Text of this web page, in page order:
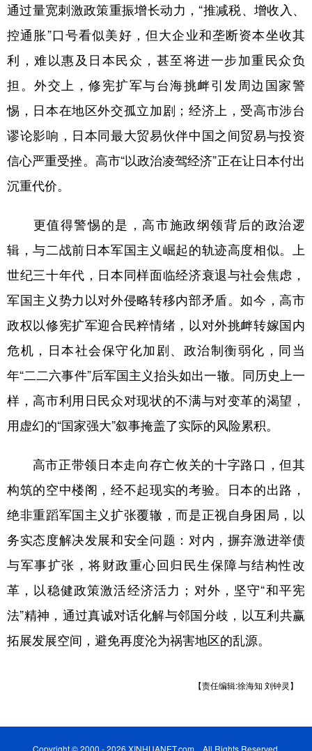
通过量宽刺激政策重振增长动力，“推减税、增收入、
控通胀”口号看似美好，但大企业和垄断资本坐收其
利，难以惠及日本民众，甚至将进一步加重民众负
担。外交上，修宪扩军与台海挑衅引发周边国家警
惕，日本在地区外交孤立加剧；经济上，受高市涉台
谬论影响，日本同最大贸易伙伴中国之间贸易与投资
信心严重受挫。高市“以政治凌驾经济”正在让日本付出
沉重代价。
更值得警惕的是，高市施政纲领背后的政治逻
辑，与二战前日本军国主义崛起的轨迹高度相似。上
世纪三十年代，日本同样面临经济衰退与社会焦虑，
军国主义势力以对外侵略转移内部矛盾。如今，高市
政权以修宪扩军迎合民粹情绪，以对外挑衅转嫁国内
危机，日本社会保守化加剧、政治制衡弱化，同当
年“二二六事件”后军国主义抬头如出一辙。同历史上一
样，高市利用日民众对现状的不满与对变革的渴望，
用虚幻的“国家强大”叙事掩盖了实际的风险累积。
高市正带领日本走向存亡攸关的十字路口，但其
构筑的空中楼阁，经不起现实的考验。日本的出路，
绝非重蹈军国主义扩张覆辙，而是正视自身困局，以
务实态度解决发展和安全问题：对内，摒弃激进举债
与军事扩张，将财政重心回归民生保障与结构性改
革，以稳健政策激活经济活力；对外，坚守“和平宪
法”精神，通过真诚对话化解与邻国分歧，以互利共赢
拓展发展空间，避免再度沦为祸害地区的乱源。
【责任编辑:徐海知 刘钟灵】